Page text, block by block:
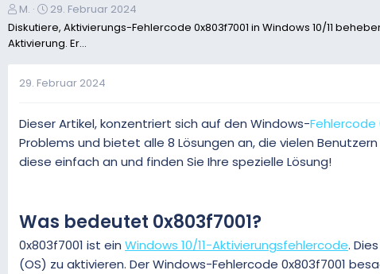
E
r
s
l
e
r
M.
E
r
s
l
t
m
29. Februar 2024
Diskutiere, Aktivierungs-Fehlercode 0x803f7001 in Windows 10/11
Aktivierung. Er...
29. Februar 2024
Dieser Artikel, konzentriert sich auf den Windows-Fehlercode
Problems und bietet alle 8 Lösungen an, die vielen
diese einfach an und finden Sie Ihre spezielle Lösung!
Was bedeutet 0x803f7001?
0x803f7001 ist ein Windows 10/11-Aktivierungsfehlercode.
(OS) zu aktivieren. Der Windows-Fehlercode 0x803f7001